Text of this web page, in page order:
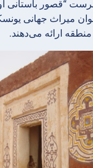
“قصور باستانی
میراث جهانی
ارائه می‌دهند.